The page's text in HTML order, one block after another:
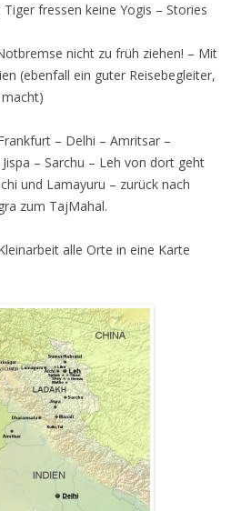
fressen keine Yogis – Stories
nicht zu früh ziehen! – Mit
(ebenfall ein guter Reisebegleiter,
– Delhi – Amritsar –
– Sarchu – Leh von dort geht
und Lamayuru – zurück nach
zum TajMahal.
alle Orte in eine Karte